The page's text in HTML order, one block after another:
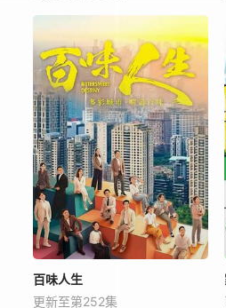
百味人生
更新至第252集